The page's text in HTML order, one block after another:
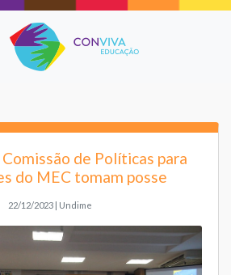
de Políticas para
do MEC tomam posse
22/12/2023 | Undime